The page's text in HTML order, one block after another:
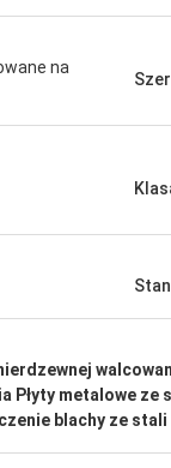
na
Płyty metalowe ze
blachy ze